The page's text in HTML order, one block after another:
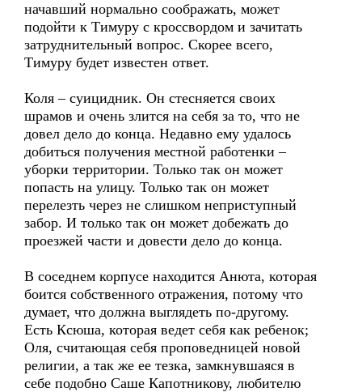
начавший нормально соображать, может
подойти к Тимуру с кроссвордом и зачитать
затруднительный вопрос. Скорее всего,
Тимуру будет известен ответ.
Коля – суицидник. Он стесняется своих
шрамов и очень злится на себя за то, что не
довел дело до конца. Недавно ему удалось
добиться получения местной работенки –
уборки территории. Только так он может
попасть на улицу. Только так он может
перелезть через не слишком неприступный
забор. И только так он может добежать до
проезжей части и довести дело до конца.
В соседнем корпусе находится Анюта, которая
боится собственного отражения, потому что
думает, что должна выглядеть по-другому.
Есть Ксюша, которая ведет себя как ребенок;
Оля, считающая себя проповедницей новой
религии, а так же ее тезка, замкнувшаяся в
себе подобно Саше Капотникову, любителю